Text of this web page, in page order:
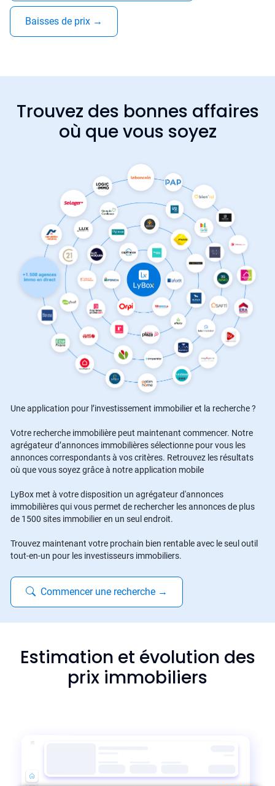
Baisses de prix →
Trouvez des bonnes affaires
où que vous soyez
Une application pour l’investissement immobilier et la recherche ?
Votre recherche immobilière peut maintenant commencer. Notre
agrégateur d’annonces immobilières sélectionne pour vous les
annonces correspondants à vos critères. Retrouvez les résultats
où que vous soyez grâce à notre application mobile
LyBox met à votre disposition un agrégateur d'annonces
immobilières qui vous permet de rechercher les annonces de plus
de 1500 sites immobilier en un seul endroit.
Trouvez maintenant votre prochain bien rentable avec le seul outil
tout-en-un pour les investisseurs immobiliers.
Commencer une recherche →
Estimation et évolution des
prix immobiliers